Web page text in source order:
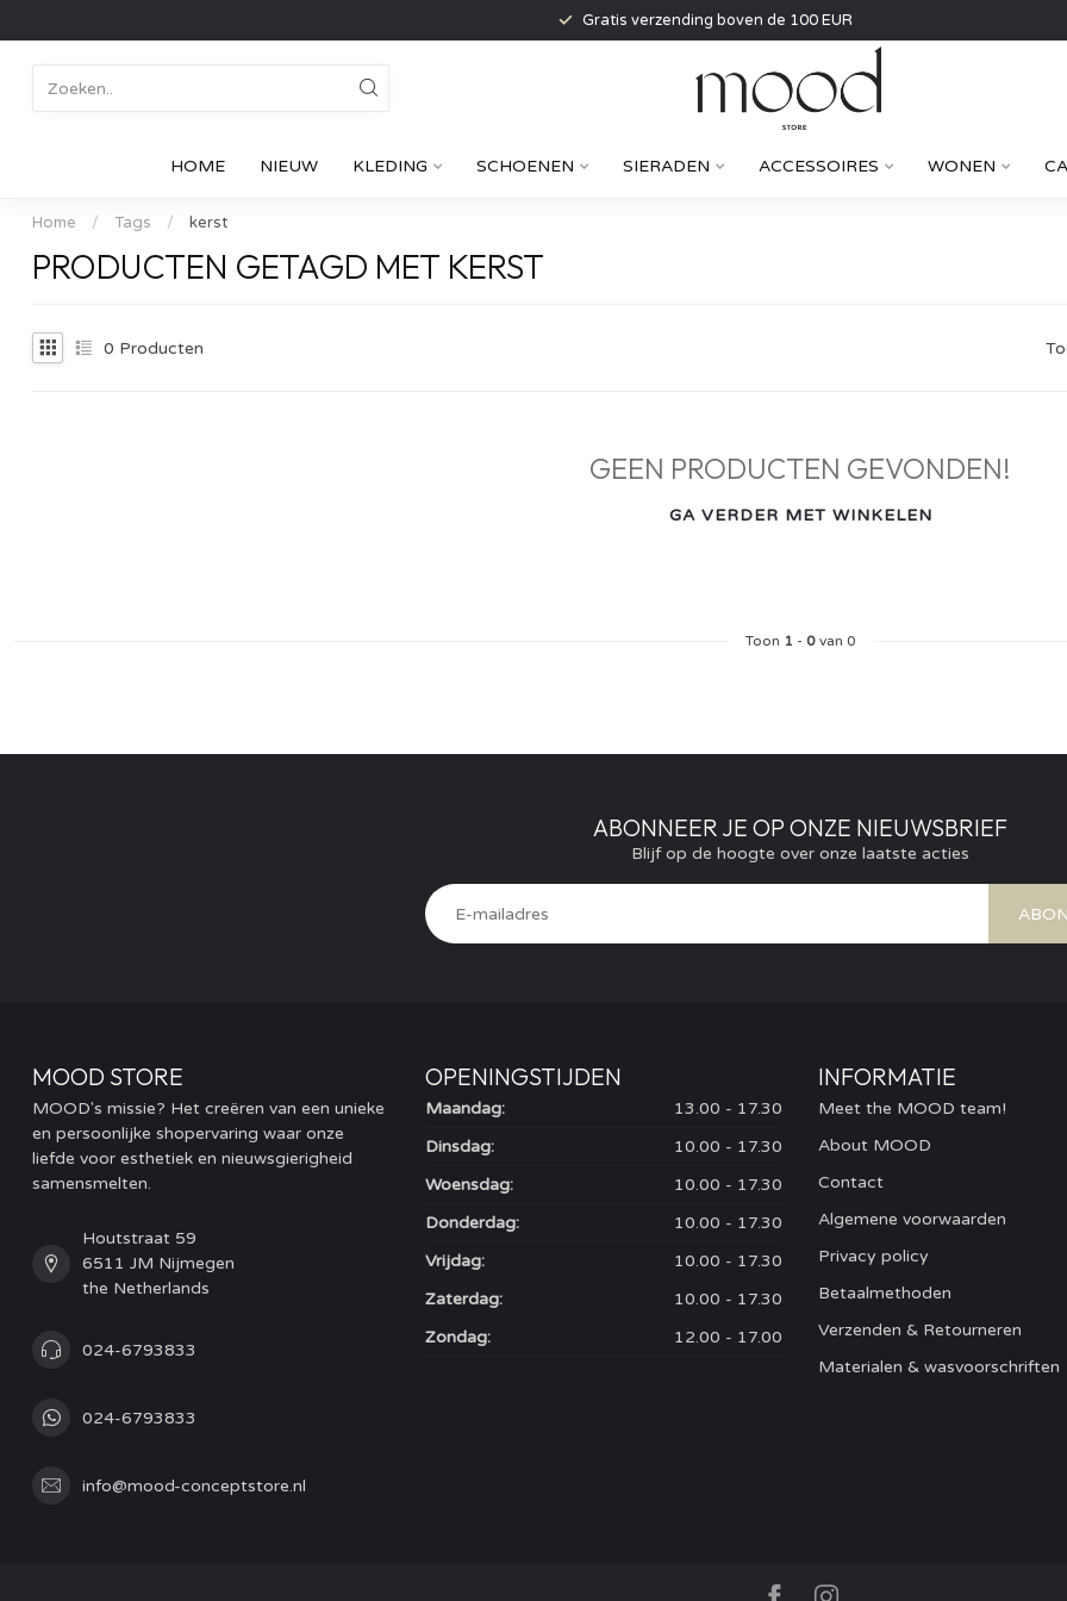
Gratis verzending boven de 100 EUR
HOME NIEUW KLEDING SCHOENEN SIERADEN ACCESSOIRES WONEN
Home / Tags / kerst
PRODUCTEN GETAGD MET KERST
0 Producten
GEEN PRODUCTEN GEVONDEN!
GA VERDER MET WINKELEN
Toon 1 - 0van 0
ABONNEER JE OP ONZE NIEUWSBRIEF
Blijf op de hoogte over onze laatste acties
MOOD STORE
MOOD's missie? Het creëren van een unieke
en persoonlijke shopervaring waar onze
liefde voor esthetiek en nieuwsgierigheid
samensmelten.
Houtstraat 59
6511 JM Nijmegen
the Netherlands
024-6793833
024-6793833
info@mood-conceptstore.nl
OPENINGSTIJDEN
Maandag:
13.00 - 17.30
Dinsdag:
10.00 - 17.30
Woensdag:
10.00 - 17.30
Donderdag:
10.00 - 17.30
Vrijdag:
10.00 - 17.30
Zaterdag:
10.00 - 17.30
Zondag:
12.00 - 17.00
INFORMATIE
Meet the MOOD team!
About MOOD
Contact
Algemene voorwaarden
Privacy policy
Betaalmethoden
Verzenden & Retourneren
Materialen & wasvoorschriften